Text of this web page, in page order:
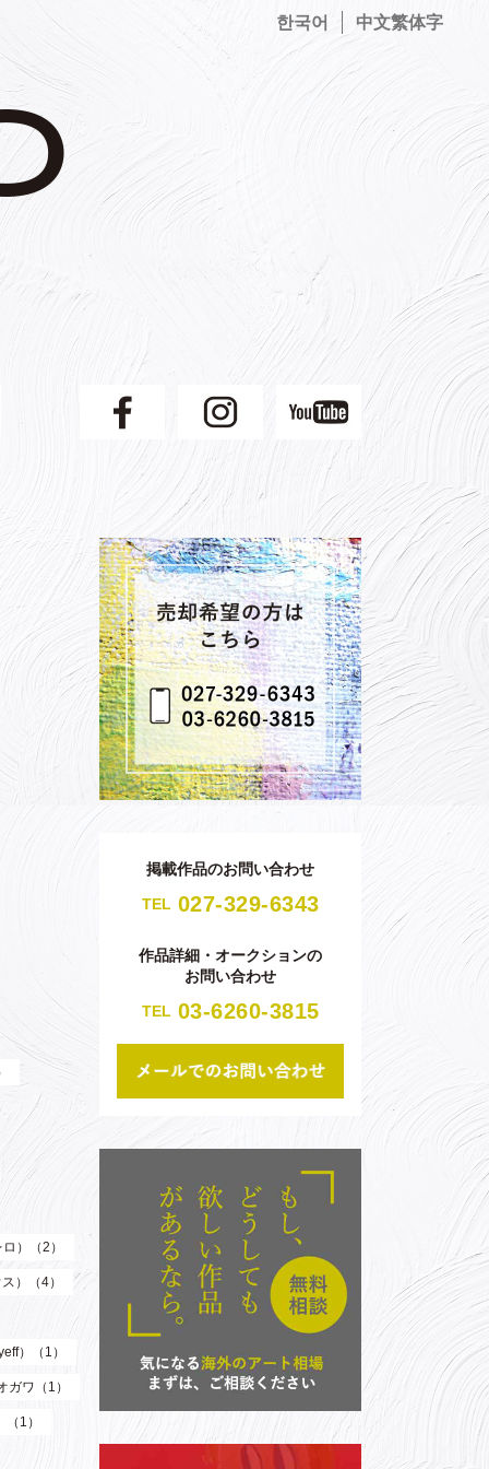
한국어 中文繁体字
）（2）
）（4）
）（1）
ガワ（1）
1）
掲載作品のお問い合わせ
TEL 027-329-6343
作品詳細・オークションの
お問い合わせ
TEL 03-6260-3815